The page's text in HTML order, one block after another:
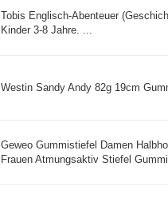
Tobis Englisch-Abenteuer
Kinder 3-8 Jahre. ...
Westin Sandy Andy 82g 19cm
Geweo Gummistiefel Damen
Frauen Atmungsaktiv Stiefel Gummi